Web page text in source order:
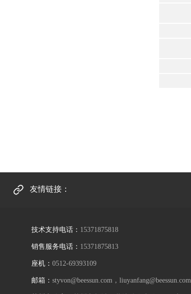
友情链接：
技术支持电话： 15371875818
销售服务电话： 15371875813
座机： 0512-69393109
邮箱： styvon@beessun.com，liuyanfang@beessun.com